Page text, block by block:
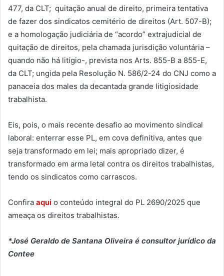
477, da CLT; quitação anual de direito, primeira tentativa
de fazer dos sindicatos cemitério de direitos (Art. 507-B);
e a homologação judiciária de “acordo” extrajudicial de
quitação de direitos, pela chamada jurisdição voluntária –
quando não há litígio-, prevista nos Arts. 855-B a 855-E,
da CLT; ungida pela Resolução N. 586/2-24 do CNJ como a
panaceia dos males da decantada grande litigiosidade
trabalhista.
Eis, pois, o mais recente desafio ao movimento sindical
laboral: enterrar esse PL, em cova definitiva, antes que
seja transformado em lei; mais apropriado dizer, é
transformado em arma letal contra os direitos trabalhistas,
tendo os sindicatos como carrascos.
Confira aqui o conteúdo integral do PL 2690/2025 que
ameaça os direitos trabalhistas.
*José Geraldo de Santana Oliveira é consultor jurídico da
Contee